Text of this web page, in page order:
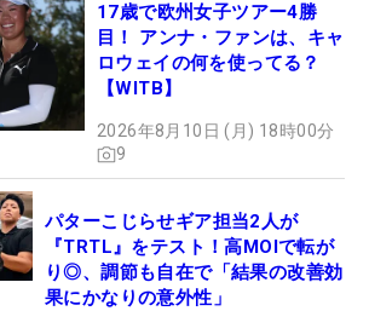
17歳で欧州女子ツアー4勝
目！ アンナ・ファンは、キャ
ロウェイの何を使ってる？
【WITB】
2026年8月10日 (月) 18時00分
9
パターこじらせギア担当2人が
『TRTL』をテスト！高MOIで転が
り◎、調節も自在で「結果の改善効
果にかなりの意外性」